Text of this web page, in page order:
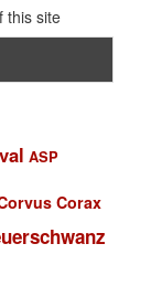
this site
ASP
Corax